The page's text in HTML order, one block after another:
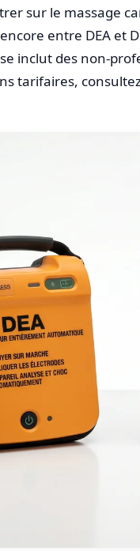
sur le massage
entre DEA et
inclut des non-
tarifaires,